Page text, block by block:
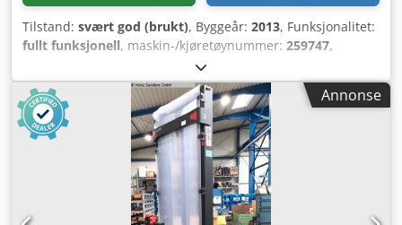
Tilstand: svært god (brukt), Byggeår: 2013, Funksjonalitet:
fullt funksjonell, maskin-/kjøretøynummer: 259747,
Størrelse 516 mm, digital rull-til-rull trykkmaskin for
etiketter m.m., Xeikon X800 frontend mypress: inkl.
strekkode- og trapping-programvare, Hunkeler oppruller,
luftaksel, ultrasonisk webguide-sensor, GEW UV-tørker, 3
slissekniver, GM omruller, Corona Plus. Codpfsy Rywwsx Ai
Annonse